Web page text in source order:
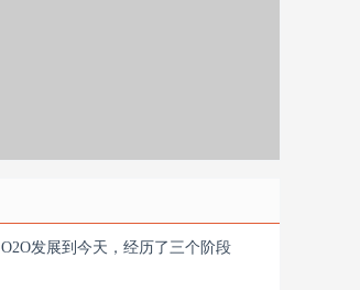
O2O发展到今天，经历了三个阶段